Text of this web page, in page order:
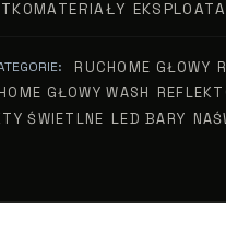
MATERIAŁY
RUCHOME GŁOWY
GŁOWY WASH
ŚWIETLNE LED BARY